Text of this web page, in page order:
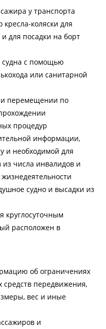
у транспорта
коляски для
для посадки на борт
судна с помощью
или санитарной
перемещении по
процедур
информации,
и необходимой для
числа инвалидов и
судно и высадки из
круглосуточным
расположен в
об ограничениях
передвижения,
вес и иные
и